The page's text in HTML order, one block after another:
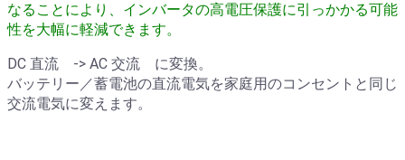
なることにより、インバータの高電圧保護に引っかかる可能
性を大幅に軽減できます。
DC 直流 -> AC 交流 に変換。
バッテリー／蓄電池の直流電気を家庭用のコンセントと同じ
交流電気に変えます。